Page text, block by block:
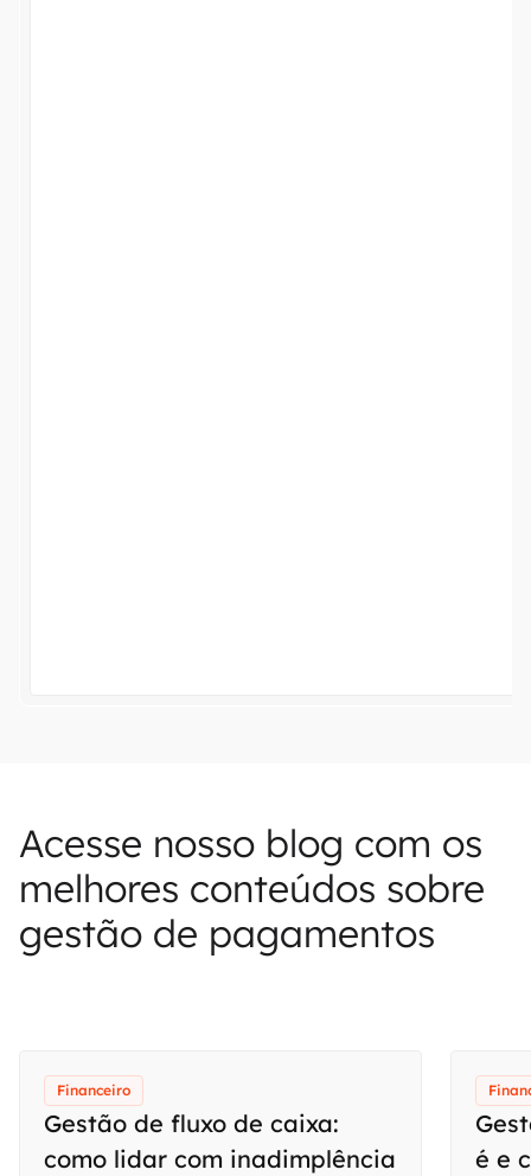
Acesse nosso blog com os
melhores conteúdos sobre
gestão de pagamentos
Financeiro
Gestão de fluxo de caixa:
como lidar com inadimplência
é e